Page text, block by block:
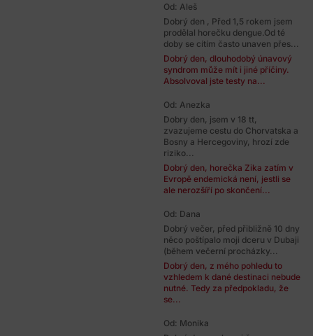
Od: Aleš
Dobrý den , Před 1,5 rokem jsem
prodělal horečku dengue.Od té
doby se cítím často unaven přes...
Dobrý den, dlouhodobý únavový
syndrom může mít i jiné příčiny.
Absolvoval jste testy na...
Od: Anezka
Dobry den, jsem v 18 tt,
zvazujeme cestu do Chorvatska a
Bosny a Hercegoviny, hrozí zde
riziko...
Dobrý den, horečka Zika zatím v
Evropě endemická není, jestli se
ale nerozšíří po skončení...
Od: Dana
Dobrý večer, před přibližně 10 dny
něco poštípalo moji dceru v Dubaji
(během večerní procházky...
Dobrý den, z mého pohledu to
vzhledem k dané destinaci nebude
nutné. Tedy za předpokladu, že
se...
Od: Monika